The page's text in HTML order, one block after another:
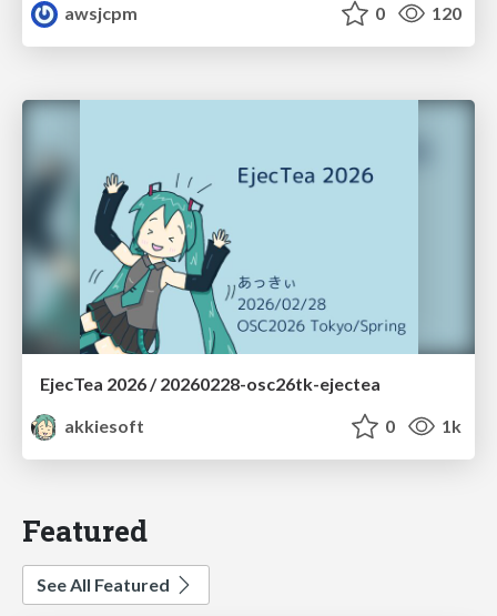
awsjcpm
0 120
EjecTea 2026 / 20260228-osc26tk-ejectea
akkiesoft
0 1k
Featured
See All Featured